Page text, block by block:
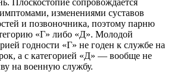
изменениями суставов
и позвоночника, поэтому парню
«Г» либо «Д». Молодой
годности «Г» не годен к службе на
а с категорией «Д» — вообще не
на военную службу.